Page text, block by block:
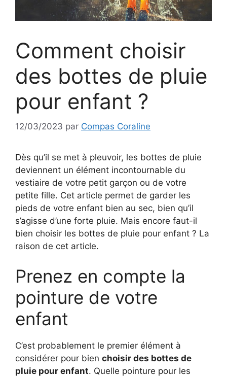
Comment choisir
des bottes de pluie
pour enfant ?
12/03/2023 par Compas Coraline
Dès qu’il se met à pleuvoir, les bottes de pluie
deviennent un élément incontournable du
vestiaire de votre petit garçon ou de votre
petite fille. Cet article permet de garder les
pieds de votre enfant bien au sec, bien qu’il
s’agisse d’une forte pluie. Mais encore faut-il
bien choisir les bottes de pluie pour enfant ? La
raison de cet article.
Prenez en compte la
pointure de votre
enfant
C’est probablement le premier élément à
considérer pour bien choisir des bottes de
pluie pour enfant. Quelle pointure pour les